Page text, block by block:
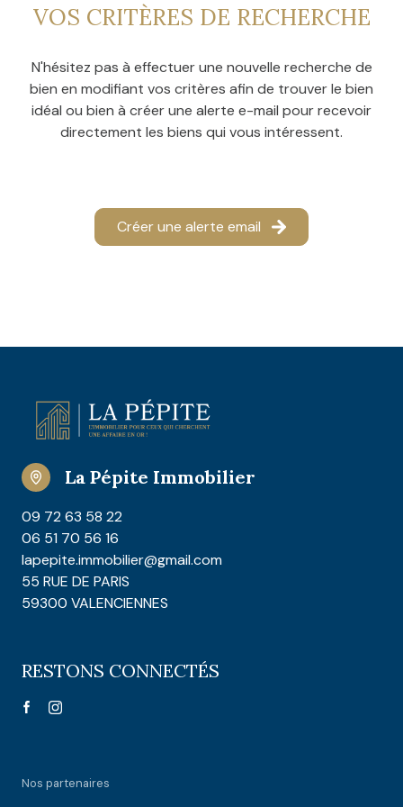
NOS
CLIENTS
CONTACT
VOS CRITÈRES DE RECHERCHE
N'hésitez pas à effectuer une nouvelle recherche de
bien en modifiant vos critères afin de trouver le bien
idéal ou bien à créer une alerte e-mail pour recevoir
directement les biens qui vous intéressent.
Créer une alerte email
La Pépite Immobilier
09 72 63 58 22
06 51 70 56 16
lapepite.immobilier@gmail.com
55 RUE DE PARIS
59300 VALENCIENNES
RESTONS CONNECTÉS
Nos partenaires